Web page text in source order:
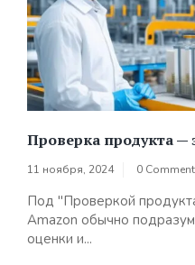
Проверка продукта —
11 ноября, 2024 0
Под "Проверкой
Amazon обычно
оценки и...